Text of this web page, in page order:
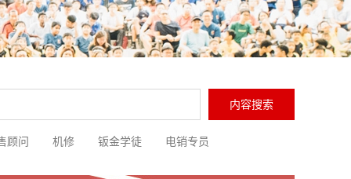
顾问 机修 钣金学徒 电销专员